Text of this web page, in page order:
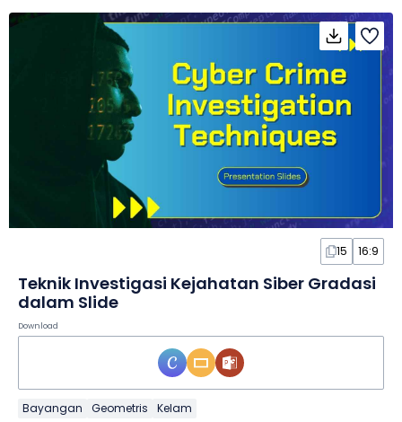
15 16:9
Teknik Investigasi Kejahatan Siber Gradasi
dalam Slide
Download
Bayangan Geometris Kelam